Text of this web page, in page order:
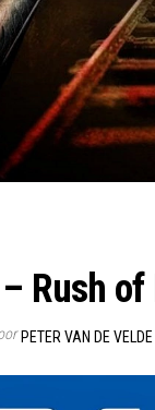
Rush
PETER VAN DE VELDE